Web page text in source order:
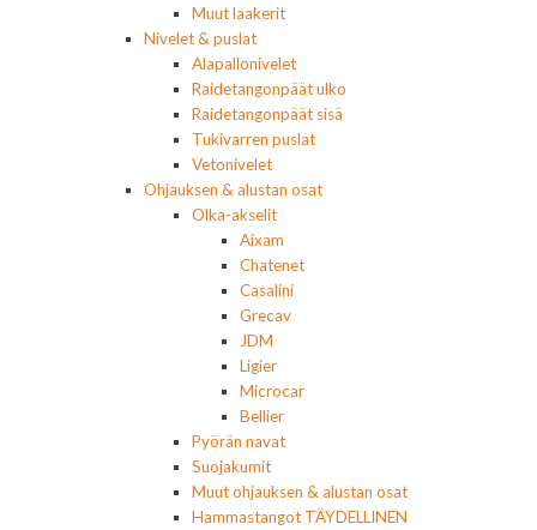
Muut laakerit
Nivelet & puslat
Alapallonivelet
Raidetangonpäät ulko
Raidetangonpäät sisä
Tukivarren puslat
Vetonivelet
Ohjauksen & alustan osat
Olka-akselit
Aixam
Chatenet
Casalini
Grecav
JDM
Ligier
Microcar
Bellier
Pyörän navat
Suojakumit
Muut ohjauksen & alustan osat
Hammastangot TÄYDELLINEN